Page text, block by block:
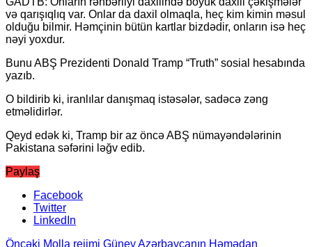
və qarışıqlıq var. Onlar da daxil olmaqla, heç kim kimin məsul
olduğu bilmir. Həmçinin bütün kartlar bizdədir, onların isə heç
nəyi yoxdur.
Bunu ABŞ Prezidenti Donald Tramp “Truth” sosial hesabında
yazıb.
O bildirib ki, iranlılar danışmaq istəsələr, sadəcə zəng
etməlidirlər.
Qeyd edək ki, Tramp bir az öncə ABŞ nümayəndələrinin
Pakistana səfərini ləğv edib.
Paylaş
Facebook
Twitter
LinkedIn
Öncəki Molla rejimi Güney Azərbaycanın Həmədan